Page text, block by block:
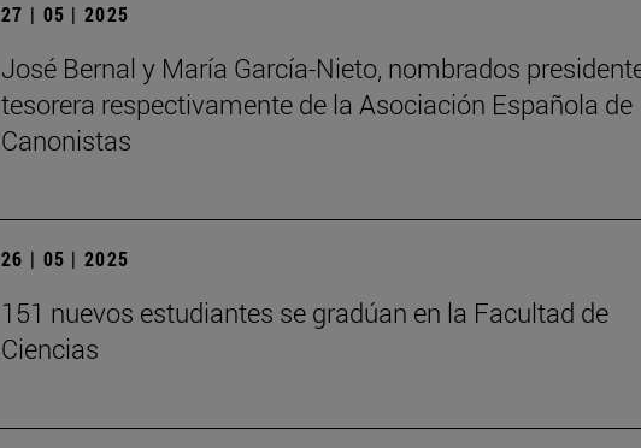
27 | 05 | 2025
José Bernal y María García-Nieto, nombrados
tesorera respectivamente de la Asociación Española de
Canonistas
26 | 05 | 2025
151 nuevos estudiantes se gradúan en la Facultad de
Ciencias